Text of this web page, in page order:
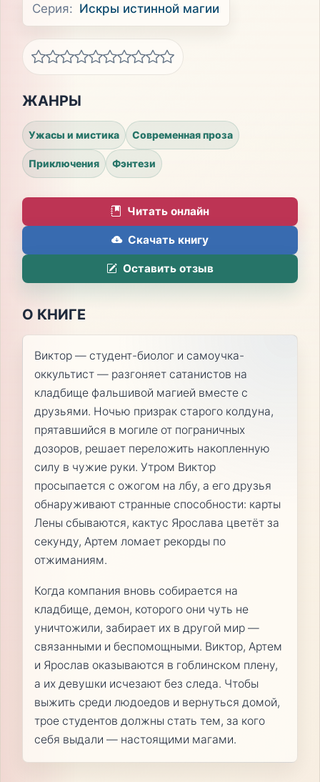
Серия: Искры истинной магии
ЖАНРЫ
Ужасы и мистика Современная проза
Приключения Фэнтези
Читать онлайн
Скачать книгу
Оставить отзыв
О КНИГЕ
Виктор — студент-биолог и самоучка-
оккультист — разгоняет сатанистов на
кладбище фальшивой магией вместе с
друзьями. Ночью призрак старого колдуна,
прятавшийся в могиле от пограничных
дозоров, решает переложить накопленную
силу в чужие руки. Утром Виктор
просыпается с ожогом на лбу, а его друзья
обнаруживают странные способности: карты
Лены сбываются, кактус Ярослава цветёт за
секунду, Артем ломает рекорды по
отжиманиям.
Когда компания вновь собирается на
кладбище, демон, которого они чуть не
уничтожили, забирает их в другой мир —
связанными и беспомощными. Виктор, Артем
и Ярослав оказываются в гоблинском плену,
а их девушки исчезают без следа. Чтобы
выжить среди людоедов и вернуться домой,
трое студентов должны стать тем, за кого
себя выдали — настоящими магами.